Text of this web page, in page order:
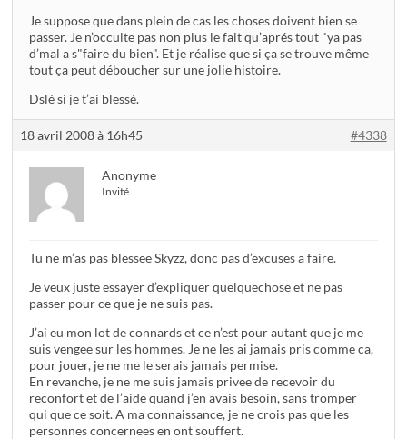
Je suppose que dans plein de cas les choses doivent bien se
passer. Je n’occulte pas non plus le fait qu’aprés tout "ya pas
d’mal a s"faire du bien". Et je réalise que si ça se trouve même
tout ça peut déboucher sur une jolie histoire.
Dslé si je t’ai blessé.
18 avril 2008 à 16h45 #4338
Anonyme
Invité
Tu ne m’as pas blessee Skyzz, donc pas d’excuses a faire.
Je veux juste essayer d’expliquer quelquechose et ne pas
passer pour ce que je ne suis pas.
J’ai eu mon lot de connards et ce n’est pour autant que je me
suis vengee sur les hommes. Je ne les ai jamais pris comme ca,
pour jouer, je ne me le serais jamais permise.
En revanche, je ne me suis jamais privee de recevoir du
reconfort et de l’aide quand j’en avais besoin, sans tromper
qui que ce soit. A ma connaissance, je ne crois pas que les
personnes concernees en ont souffert.